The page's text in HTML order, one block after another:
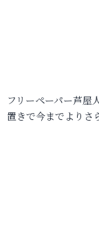
フリーペーパー芦屋
置きで今までより